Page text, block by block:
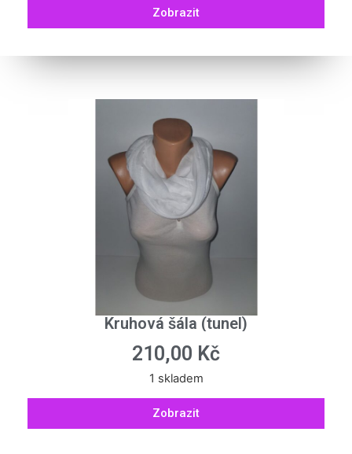
Zobrazit
Kruhová šála (tunel)
210,00 Kč
1 skladem
Zobrazit